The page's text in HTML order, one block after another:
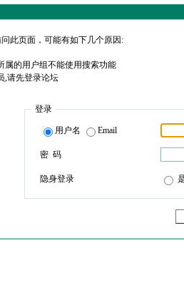
此页面，可能有如下几个原因:
属的用户组不能使用搜索功能
,请先登录论坛
登录
用户名 Email
密 码
隐身登录